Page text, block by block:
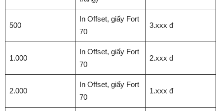
500
In Offset, giấy Fort
70
3.xxx đ
1.000
In Offset, giấy Fort
70
2.xxx đ
2.000
In Offset, giấy Fort
70
1.xxx đ